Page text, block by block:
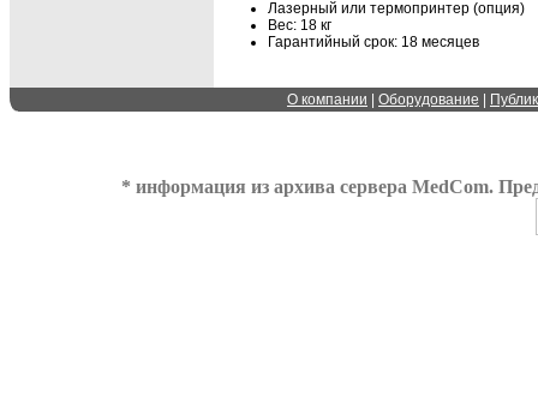
Лазерный или термопринтер (опция)
Вес: 18 кг
Гарантийный срок: 18 месяцев
О компании Оборудование
* информация из архива сервера MedCom.